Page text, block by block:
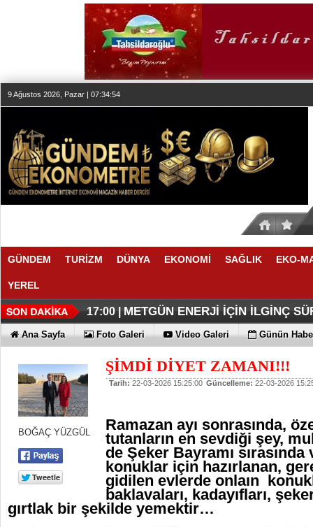
9 Ağustos 2026, Pazar | 07:34:55
GÜNDEM TURİZM DÜNYA EKONOMİ SAĞLIK EKO-
YEREL
17:11 |O ANLAŞMADA NELER VAR
17:08 |O TAHMİNDE YÜKSELME VAR
17:00 | METGÜN ENERJİ İÇİN İLGİNÇ
12:17 |THY REKOR KIRMAYI SEVİYOR
12:02 |ÖZEL FİYATLARLA GELDİLER
11:56 |İŞTE HONOR MAGIC V6
11:53 |TECNO'DA YENİLİKLER VAR
Ana Sayfa Foto Galeri Video Galeri Günün
BOĞAÇ YÜZGÜL
ŞİMDİ DİYET ZAMANI!!!
Tarih: 22-03-2026 15:25:00 Güncelleme: 22-03-2026
Ramazan ayı sonrasında,
tutanların en sevdiği şey,
de Şeker Bayramı
konuklar için hazırlanan,
gidilen evlerde onlaın
baklavaları, kadayıfları,
gırtlak bir şekilde yemektir…